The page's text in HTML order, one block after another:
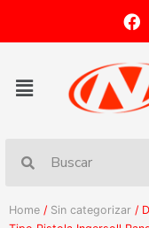
Home / Sin categorizar /